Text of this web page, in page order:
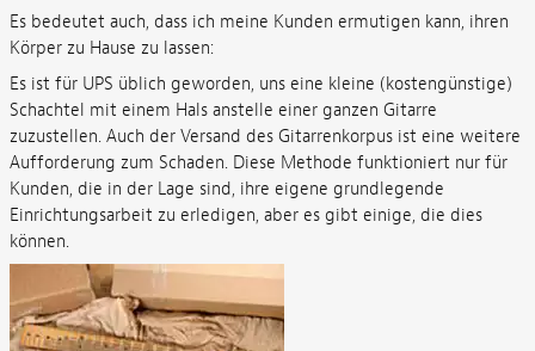
Es bedeutet auch, dass ich meine Kunden ermutigen kann, ihren
Körper zu Hause zu lassen:
Es ist für UPS üblich geworden, uns eine kleine (kostengünstige)
Schachtel mit einem Hals anstelle einer ganzen Gitarre
zuzustellen. Auch der Versand des Gitarrenkorpus ist eine weitere
Aufforderung zum Schaden. Diese Methode funktioniert nur für
Kunden, die in der Lage sind, ihre eigene grundlegende
Einrichtungsarbeit zu erledigen, aber es gibt einige, die dies
können.